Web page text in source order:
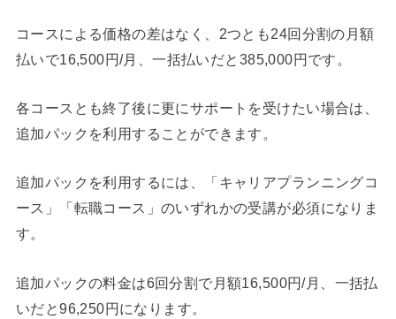
コースによる価格の差はなく、2つとも24回分割の月額
払いで16,500円/月、一括払いだと385,000円です。
各コースとも終了後に更にサポートを受けたい場合は、
追加パックを利用することができます。
追加パックを利用するには、「キャリアプランニングコ
ース」「転職コース」のいずれかの受講が必須になりま
す。
追加パックの料金は6回分割で月額16,500円/月、一括払
いだと96,250円になります。